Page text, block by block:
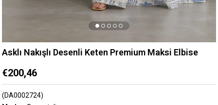
Asklı Nakışlı Desenli Keten Premium Maksi Elbise
€200,46
(DA0002724)